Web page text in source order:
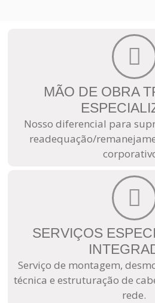
MÃO DE OBRA
Nosso diferencial para
readequação/
SERVIÇOS
Serviço de montagem,
técnica e estruturação de
rede.